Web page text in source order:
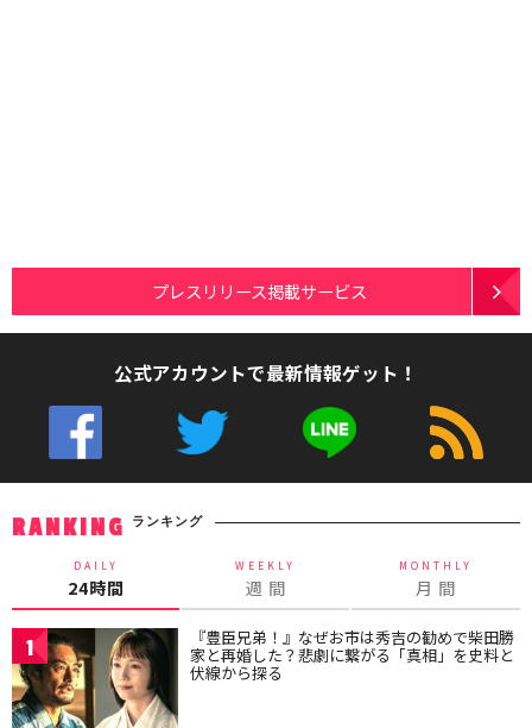
プレスリリース掲載サービス
公式アカウントで最新情報ゲット！
RANKING ランキング
DAILY
24時間
WEEKLY
週 間
MONTHLY
月 間
1 『豊臣兄弟！』なぜお市は秀吉の勧めで柴田勝
家と再婚した？悲劇に繋がる「真相」を史料と
伏線から探る